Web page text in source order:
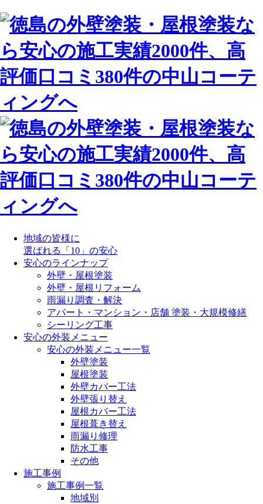
地域の皆様に
選ばれる「10」の安心
安心のラインナップ
外壁・屋根塗装
外壁・屋根リフォーム
雨漏り調査・解決
アパート・マンション・店舗 塗装・大規模修繕
シーリング工事
安心の外装メニュー
安心の外装メニュー一覧
外壁塗装
屋根塗装
外壁カバー工法
外壁張り替え
屋根カバー工法
屋根葺き替え
雨漏り修理
防水工事
その他
施工事例
施工事例一覧
地域別